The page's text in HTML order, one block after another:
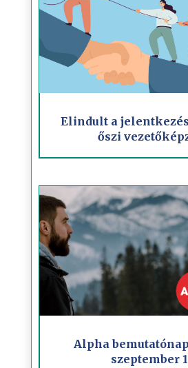
Elindult a
őszi
Alpha
szeptember